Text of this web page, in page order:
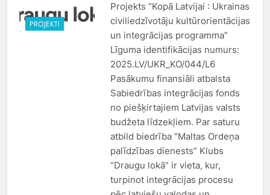
PROJEKTI
Projekts “Kopā Latvijai : Ukrainas
civiliedzīvotāju kultūrorientācijas
un integrācijas programma”
Līguma identifikācijas numurs:
2025.LV/UKR_KO/044/L6
Pasākumu finansiāli atbalsta
Sabiedrības integrācijas fonds
no piešķirtajiem Latvijas valsts
budžeta līdzekļiem. Par saturu
atbild biedrība “Maltas Ordeņa
palīdzības dienests” Klubs
“Draugu lokā” ir vieta, kur,
turpinot integrācijas procesu